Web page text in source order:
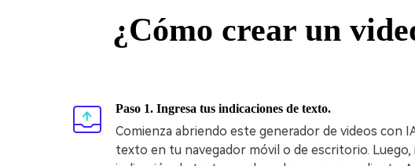
¿Cómo crear un
Paso 1. Ingresa tus indicaciones de texto.
Comienza abriendo este generador de videos con
texto en tu navegador móvil o de escritorio. Luego,